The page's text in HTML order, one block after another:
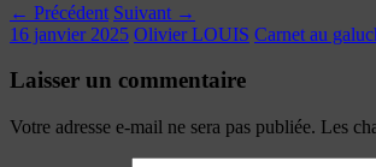
← Précédent Suivant →
16 janvier 2025 Olivier LOUIS Carnet au
Laisser un commentaire
Votre adresse e-mail ne sera pas publiée. Les